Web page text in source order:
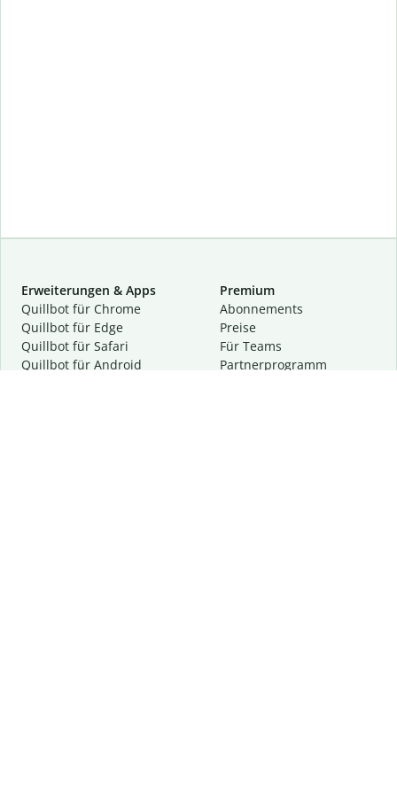
Erweiterungen & Apps
Quillbot für Chrome
Quillbot für Edge
Quillbot für Safari
Quillbot für Android
Premium
Abon­ne­ments
Preise
Für Teams
Partnerprogramm